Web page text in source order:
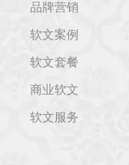
品牌营销
软文案例
软文套餐
商业软文
软文服务